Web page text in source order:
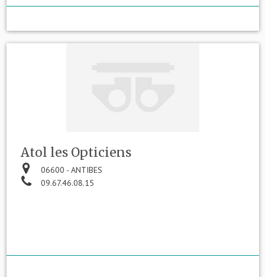
Atol les Opticiens
06600 - ANTIBES
09.67.46.08.15